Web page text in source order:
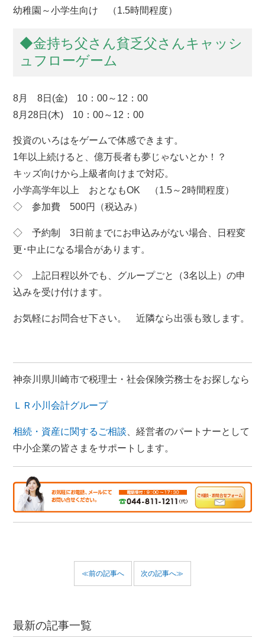
幼稚園～小学生向け （1.5時間程度）
◆金持ち父さん貧乏父さんキャッシ
ュフローゲーム
8月 8日(金) 10：00～12：00
8月28日(木) 10：00～12：00
投資のいろはをゲームで体感できます。
1年以上続けると、億万長者も夢じゃないとか！？
キッズ向けから上級者向けまで対応。
小学高学年以上 おとなもOK （1.5～2時間程度）
◇ 参加費 500円（税込み）
◇ 予約制 3日前までにお申込みがない場合、日程変
更･中止になる場合があります。
◇ 上記日程以外でも、グループごと（3名以上）の申
込みを受け付けます。
お気軽にお問合せ下さい。 近隣なら出張も致します。
神奈川県川崎市で税理士・社会保険労務士をお探しなら
ＬＲ小川会計グループ
相続・資産に関するご相談 、経営者のパートナーとして
中小企業の皆さまをサポートします。
≪前の記事へ 次の記事へ≫
最新の記事一覧